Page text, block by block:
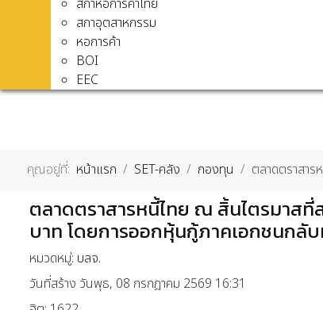
สภาหอการค้าไทย
สภาอุตสาหกรรม
หอการค้า
BOI
EEC
คุณอยู่ที่: หน้าแรก SET-คลัง กองทุน ตลาดตราสา
ตลาดตราสารหนี้ไทย ณ สิ้นไตรมาสที่
บาท โดยการออกหุ้นกู้ภาคเอกชนกลั
หมวดหมู่: บลจ.
วันที่สร้าง วันพุธ, 08 กรกฎาคม 2569 16:31